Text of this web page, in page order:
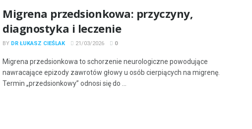
Migrena przedsionkowa: przyczyny,
diagnostyka i leczenie
BY DR ŁUKASZ CIEŚLAK 21/03/2026 0
Migrena przedsionkowa to schorzenie neurologiczne powodujące
nawracające epizody zawrotów głowy u osób cierpiących na migrenę.
Termin „przedsionkowy” odnosi się do ...